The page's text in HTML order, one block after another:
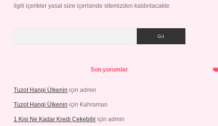
ilgili içerikler yasal süre içerisinde sitemizden kaldırılacaktır.
Son yorumlar
Tuzot Hangi Ülkenin için admin
Tuzot Hangi Ülkenin için Kahraman
1 Kişi Ne Kadar Kredi Çekebilir için admin